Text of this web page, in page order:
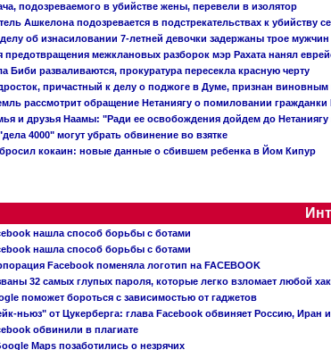
подозреваемого в убийстве жены, перевели в изолятор
Ашкелона подозревается в подстрекательствах к убийству
об изнасиловании 7-летней девочки задержаны трое мужчин
предотвращения межклановых разборок мэр Рахата нанял
Биби разваливаются, прокуратура пересекла красную черту
причастный к делу о поджоге в Думе, признан виновным
рассмотрит обращение Нетаниягу о помиловании
и друзья Наамы: "Ради ее освобождения дойдем до Нетаниягу
4000" могут убрать обвинение во взятке
кокаин: новые данные о сбившем ребенка в Йом Кипур
нашла способ борьбы с ботами
нашла способ борьбы с ботами
Facebook поменяла логотип на FACEBOOK
32 самых глупых пароля, которые легко взломает любой
поможет бороться с зависимостью от гаджетов
ньюз" от Цукерберга: глава Facebook обвиняет Россию, Иран
обвинили в плагиате
Maps позаботились о незрячих